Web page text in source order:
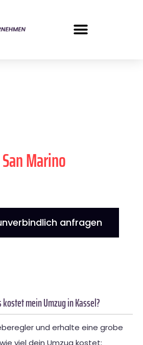
San Marino
anfragen
kostet mein Umzug in Kassel?
und erhalte eine grobe